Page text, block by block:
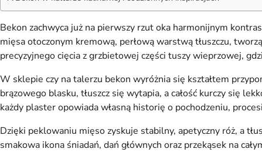
Bekon zachwyca już na pierwszy rzut oka harmonijnym
mięsa otoczonym kremową, perłową warstwą tłuszczu,
precyzyjnego cięcia z grzbietowej części tuszy wieprzowej,
W sklepie czy na talerzu bekon wyróżnia się kształtem
brązowego blasku, tłuszcz się wytapia, a całość kurczy się
każdy plaster opowiada własną historię o pochodzeniu,
Dzięki peklowaniu mięso zyskuje stabilny, apetyczny róż, a
smakowa ikona śniadań, dań głównych oraz przekąsek na